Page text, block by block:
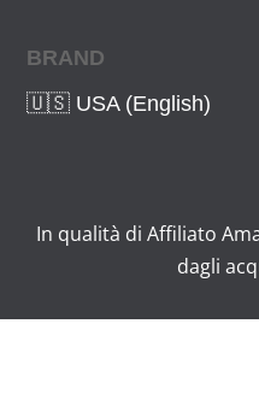
BRAND
🇺🇸 USA (English)
In qualità di Affiliato
dagli